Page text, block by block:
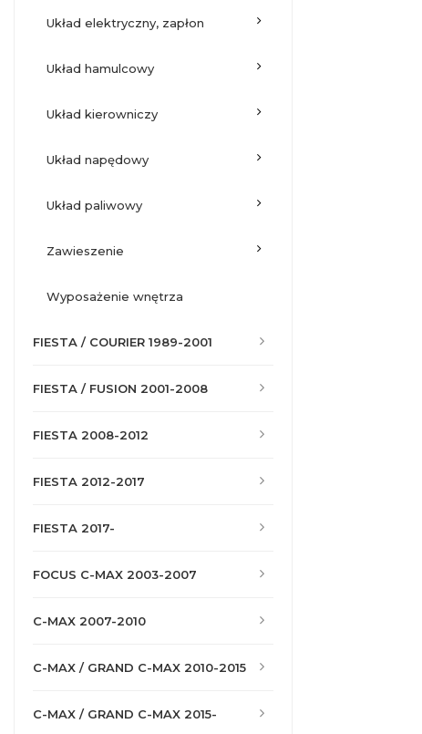
układ elektryczny, zapłon
układ hamulcowy
układ kierowniczy
układ napędowy
układ paliwowy
zawieszenie
wyposażenie wnętrza
FIESTA / COURIER 1989-2001
FIESTA / FUSION 2001-2008
FIESTA 2008-2012
FIESTA 2012-2017
FIESTA 2017-
FOCUS C-MAX 2003-2007
C-MAX 2007-2010
C-MAX / GRAND C-MAX 2010-2015
C-MAX / GRAND C-MAX 2015-